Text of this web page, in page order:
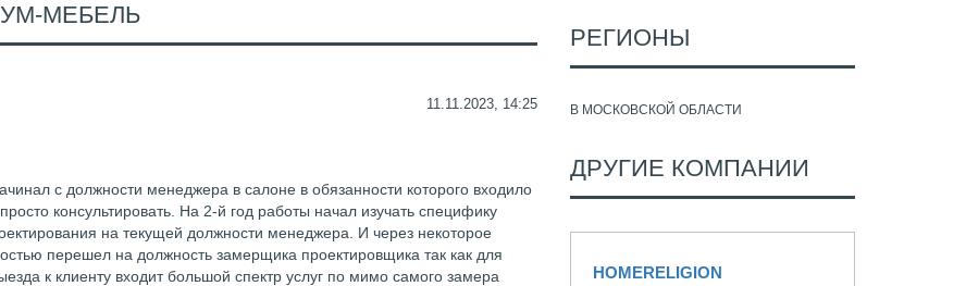
МЕБЕЛЬ
11.11.2023, 14:25
с должности менеджера в салоне в обязанности которого входило
консультировать. На 2-й год работы начал изучать специфику
на текущей должности менеджера. И через некоторое
перешел на должность замерщика проектировщика так как для
к клиенту входит большой спектр услуг по мимо самого замера
РЕГИОНЫ
В МОСКОВСКОЙ ОБЛАСТИ
ДРУГИЕ КОМПАНИИ
HOMERELIGION